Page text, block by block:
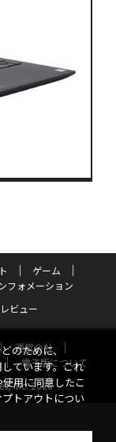
ゲーム
フォメーション
ビュー
運営会社
電子版について
Inc. 2026
のために、
ています。これ
用に同意したこ
トアウトについ